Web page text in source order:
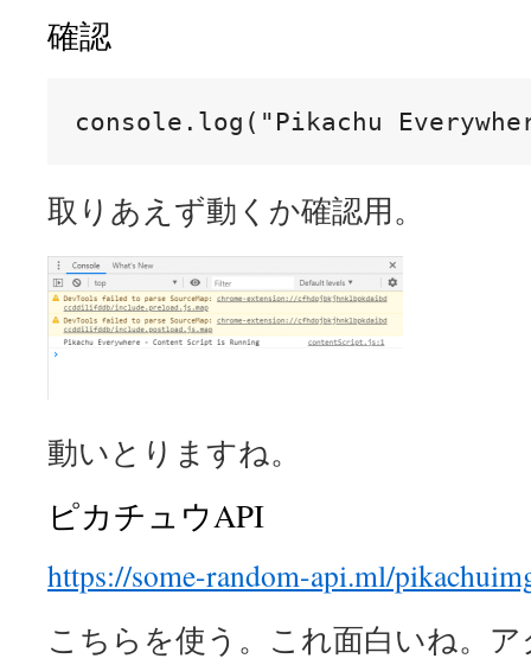
確認
console.log("Pikachu
取りあえず動くか確認用。
動いとりますね。
ピカチュウAPI
https://some-random-api.ml/
こちらを使う。これ面白いね。